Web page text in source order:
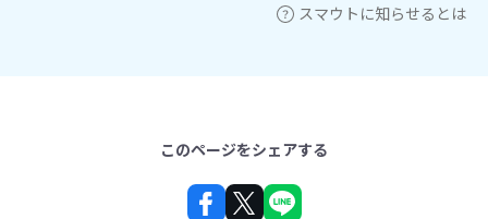
スマウトに知らせるとは
このページをシェアする